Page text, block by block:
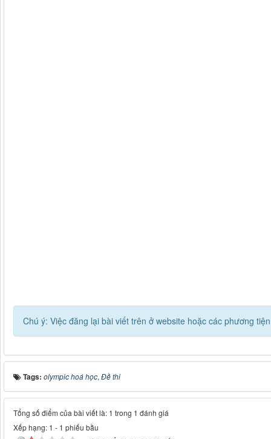
Chú ý: Việc đăng lại bài viết trên ở website hoặc các phương
Tags: olympic hoá học,Đề thi
Tổng số điểm của bài viết là: 1 trong 1 đánh giá
Xếp hạng: 1 - 1 phiếu bầu